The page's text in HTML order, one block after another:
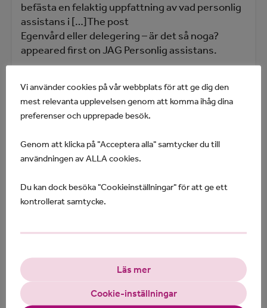
befästa en felaktig uppfattning av vad personlig
assistans i […]The post
Egenvård eller delegering – är det så noga?
appeared first on JAG Personlig assistans.
Vi använder cookies på vår webbplats för att ge dig den
mest relevanta upplevelsen genom att komma ihåg dina
preferenser och upprepade besök.
Genom att klicka på "Acceptera alla" samtycker du till
användningen av ALLA cookies.
Du kan dock besöka "Cookieinställningar" för att ge ett
kontrollerat samtycke.
Läs mer
Cookie-inställningar